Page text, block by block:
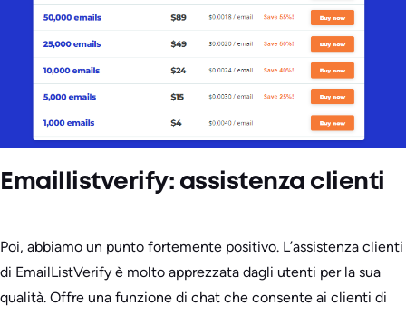
Emaillistverify: assistenza clienti
Poi, abbiamo un punto fortemente positivo. L’assistenza clienti
di EmailListVerify è molto apprezzata dagli utenti per la sua
qualità. Offre una funzione di chat che consente ai clienti di